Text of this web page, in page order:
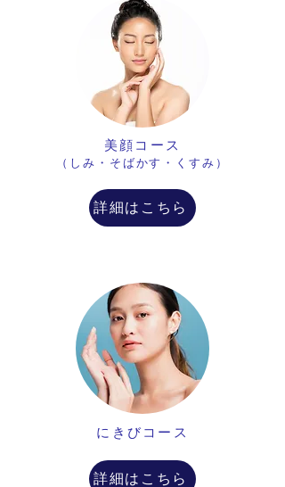
美顔コース
​（しみ・そばかす・くすみ）
詳細はこちら
にきびコース
詳細はこちら